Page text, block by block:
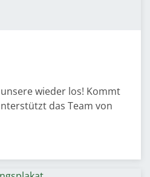
wieder los! Kommt
das Team von